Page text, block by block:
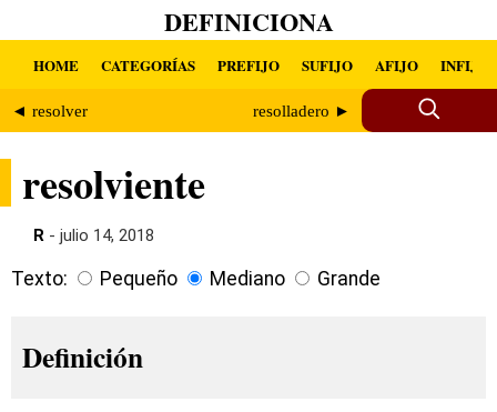
DEFINICIONA
HOME CATEGORÍAS PREFIJO SUFIJO AFIJO INFIJO
◄ resolver resolladero ►
resolviente
R - julio 14, 2018
Texto: Pequeño Mediano Grande
Definición